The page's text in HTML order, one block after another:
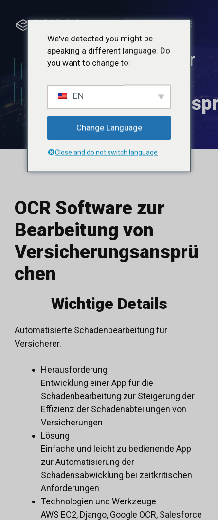
Inhalt
springen
Menü
OCR Software zur
Bearbeitung von
OCR Software zur
Bearbeitung von
Versicherungsansprü
chen
Wichtige Details
Automatisierte Schadenbearbeitung für
Versicherer.
Herausforderung
Entwicklung einer App für die
Schadenbearbeitung zur Steigerung der
Effizienz der Schadenabteilungen von
Versicherungen
Lösung
Einfache und leicht zu bedienende App
zur Automatisierung der
Schadensabwicklung bei zeitkritischen
Anforderungen
Technologien und Werkzeuge
AWS EC2, Django, Google OCR, Salesforce
We've detected you might be
speaking a different language. Do
you want to change to:
EN
Change Language
Close and do not switch language